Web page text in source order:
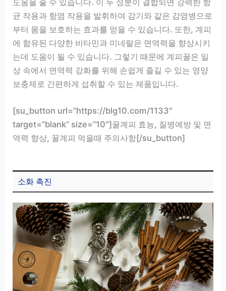
도움을 줄 수 있습니다. 이 두 성분이 결합되면 강력한 항
균 작용과 항염 작용을 발휘하여 감기와 같은 감염병으로
부터 몸을 보호하는 효과를 얻을 수 있습니다. 또한, 계피
에 함유된 다양한 비타민과 미네랄은 면역력을 향상시키
는데 도움이 될 수 있습니다. 그렇기 때문에 계피꿀은 일
상 속에서 면역력 강화를 위해 손쉽게 즐길 수 있는 영양
보충제로 간편하게 섭취할 수 있는 제품입니다.
[su_button url=”https://blg10.com/1133″
target=”blank” size=”10″]꿀계피 효능, 질병예방 및 면
역력 향상, 꿀계피 먹을때 주의사항[/su_button]
소화 촉진